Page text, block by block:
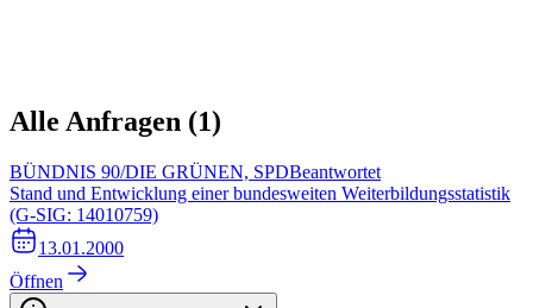
Alle Anfragen (1)
BÜNDNIS 90/DIE GRÜNEN, SPDBeantwortet
Stand und Entwicklung einer bundesweiten Weiterbildungsstatistik
(G-SIG: 14010759)
13.01.2000
Öffnen